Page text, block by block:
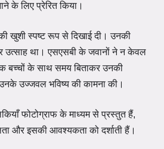
के लिए प्रेरित किया।
खुशी स्पष्ट रूप से दिखाई दी। उनकी
उत्साह था। एसएसबी के जवानों ने न केवल
बच्चों के साथ समय बिताकर उनकी
उज्जवल भविष्य की कामना की।
फोटोग्राफ के माध्यम से प्रस्तुत हैं,
और इसकी आवश्यकता को दर्शाती हैं।